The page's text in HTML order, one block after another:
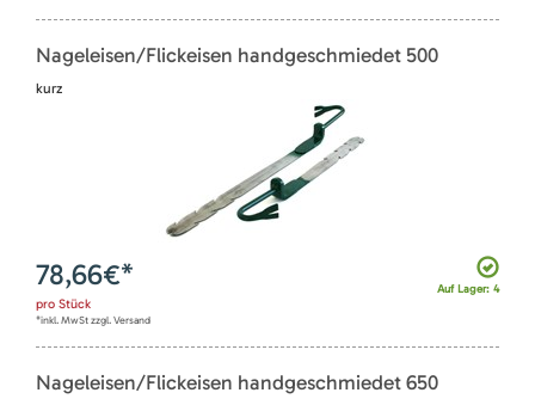
Nageleisen/Flickeisen handgeschmiedet 500
kurz
Auf Lager: 4
78,66€*
pro Stück
*inkl. MwSt zzgl. Versand
Nageleisen/Flickeisen handgeschmiedet 650